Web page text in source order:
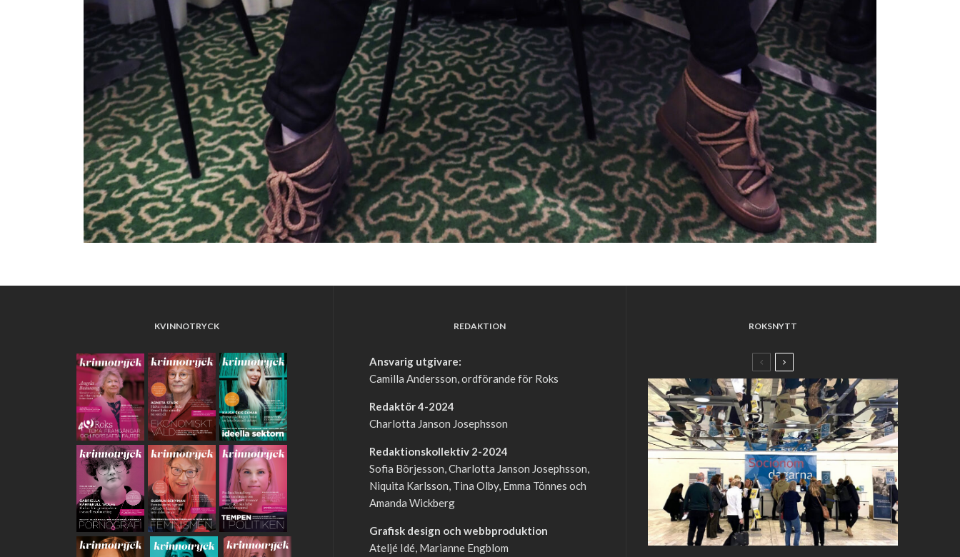
KVINNOTRYCK REDAKTION
Ansvarig utgivare:
Camilla Andersson, ordförande för Roks
Redaktör 4-2024
Charlotta Janson Josephsson
Redaktionskollektiv 2-2024
Sofia Börjesson, Charlotta Janson Josephsson,
Niquita Karlsson, Tina Olby, Emma Tönnes och
Amanda Wickberg
Grafisk design och webbproduktion
Ateljé Idé, Marianne Engblom
ROKSNYTT